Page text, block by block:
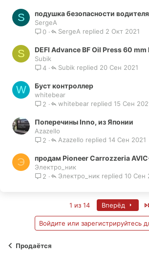
S подушка безопасности
SergeA
0
2 Окт 2021
SergeA
S DEFI Advance BF Oil Press 60
Subik
4
20 Сен 2021
Subik
W Буст контроллер
whitebear
2
15 Сен
whitebear
Поперечины Inno, из Японии
Azazello
2
14 Сен 2021
Azazello
Э продам Pioneer Carrozzeria
Электро_ник
2
10 Сен
Электро_ник
1 из 14 Вперёд
Войдите или зарегистрируйтесь
Продаётся